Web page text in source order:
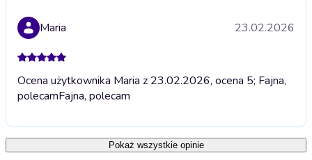
Maria 23.02.2026
Ocena użytkownika Maria z 23.02.2026, ocena 5; Fajna,
polecamFajna, polecam
Pokaż wszystkie opinie